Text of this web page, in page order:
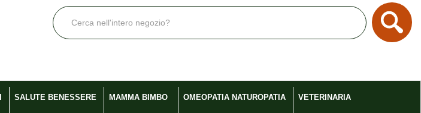
Cerca
Prodotto
SALUTE BENESSERE MAMMA BIMBO OMEOPATIA NATUROPATIA VETERINARIA